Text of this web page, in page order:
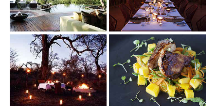
Show larger version Show larger version